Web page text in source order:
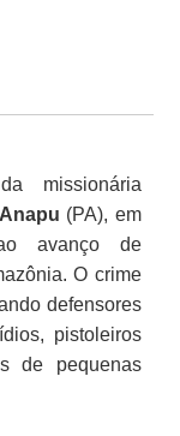
missionária
Anapu (PA), em
avanço de
O crime
defensores
pistoleiros
de pequenas